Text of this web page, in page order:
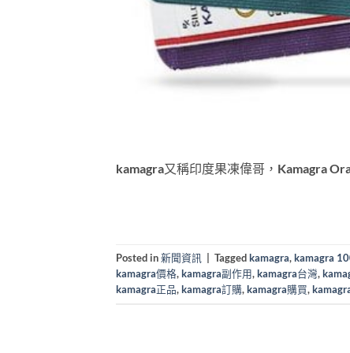
kamagra又稱印度果凍偉哥，Kamagra
Posted in新聞資訊 Taggedkamagra,kamagra
kamagra價格,kamagra副作用,kamagra台灣,
kamagra正品,kamagra訂購,kamagra購買,